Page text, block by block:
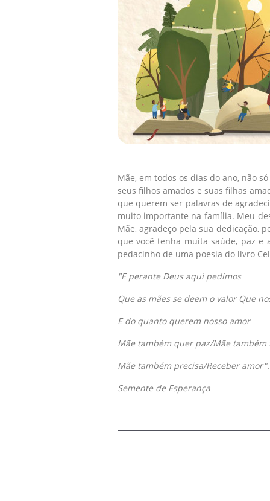
Mãe, em todos os dias do ano, não
seus filhos amados e suas filhas
que querem ser palavras de
muito importante na família. Meu
Mãe, agradeço pela sua dedicação,
que você tenha muita saúde, paz e
pedacinho de uma poesia do livro
"E perante Deus aqui pedimos
Que as mães se deem o valor Que
E do quanto querem nosso amor
Mãe também quer paz/Mãe também
Mãe também precisa/Receber amor".
Semente de Esperança